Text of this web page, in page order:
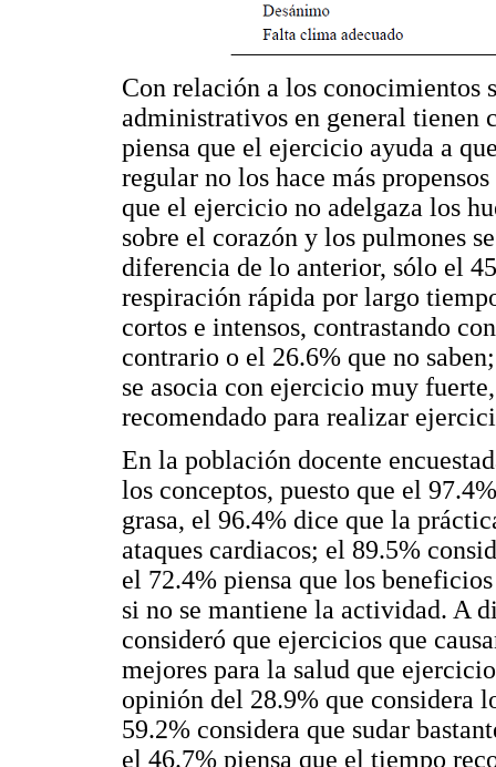
Con relación a los conocimientos
administrativos en general tienen
piensa que el ejercicio ayuda a
regular no los hace más
que el ejercicio no adelgaza los
sobre el corazón y los pulmones
diferencia de lo anterior, sólo el
respiración rápida por largo
cortos e intensos, contrastando
contrario o el 26.6% que no
se asocia con ejercicio muy
recomendado para realizar
En la población docente
los conceptos, puesto que el
grasa, el 96.4% dice que la
ataques cardiacos; el 89.5%
el 72.4% piensa que los
si no se mantiene la actividad. A
consideró que ejercicios que
mejores para la salud que
opinión del 28.9% que considera
59.2% considera que sudar
el 46.7% piensa que el tiempo